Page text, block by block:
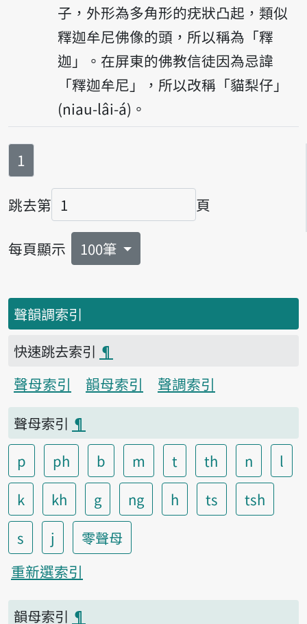
子，外形為多角形的疣狀凸起，類似
釋迦牟尼佛像的頭，所以稱為「釋
迦」。在屏東的佛教信徒因為忌諱
「釋迦牟尼」，所以改稱「貓梨仔」
(niau-lâi-á)。
第
1
跳去第
頁碼
頁
每頁顯示 100筆
聲韻調索引
快速跳去索引 ¶
聲母索引
韻母索引
聲調索引
聲母索引 ¶
p
ph b m t th n
l
k
kh g ng h ts
tsh
s
j
零聲母
重新選索引
韻母索引 ¶